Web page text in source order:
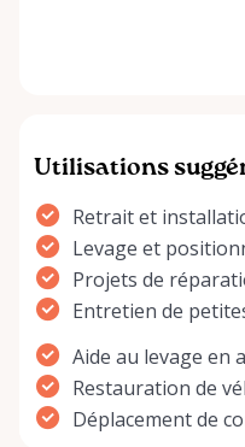
Utilisations
Retrait et
Levage et
Projets de
Entretien de
Aide au levage en
Restauration de
Déplacement de